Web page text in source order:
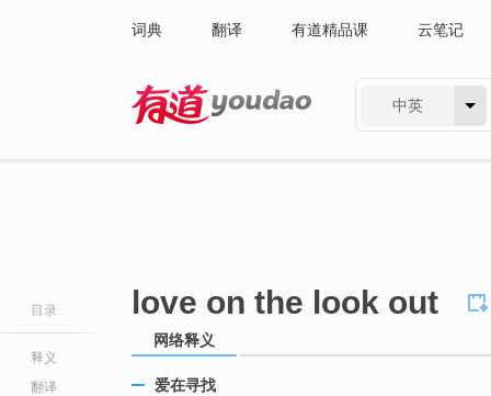
词典 翻译 有道精品课 云笔记
中英
目录
释义
翻译
love on the look out
网络释义
爱在寻找